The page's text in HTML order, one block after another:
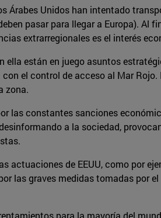
Árabes Unidos han intentado
pasar para llegar a Europa). Al
extrarregionales es el interés
ella están en juego asuntos
el control de acceso al Mar
zona.
las constantes sanciones
a la sociedad,
de EEUU, como por
las graves medidas tomadas por
para la mayoría del